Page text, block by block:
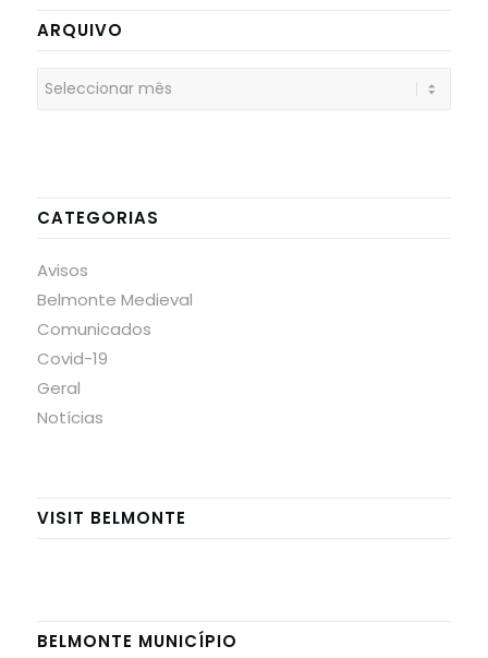
ARQUIVO
CATEGORIAS
Avisos
Belmonte Medieval
Comunicados
Covid-19
Geral
Notícias
VISIT BELMONTE
BELMONTE MUNICÍPIO